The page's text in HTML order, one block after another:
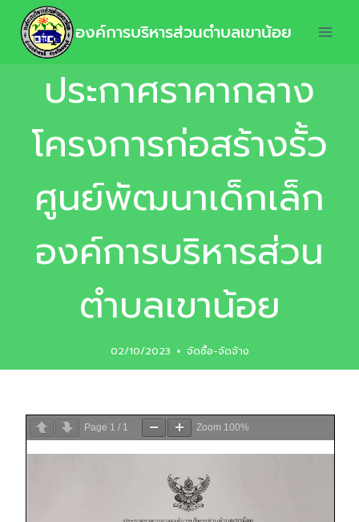
องค์การบริหารส่วนตำบลเขาน้อย
ประกาศราคากลาง
โครงการก่อสร้างรั้ว
ศูนย์พัฒนาเด็กเล็ก
องค์การบริหารส่วน
ตำบลเขาน้อย
02/10/2023 จัดซื้อ-จัดจ้าง
Page 1 / 1 Zoom 100%